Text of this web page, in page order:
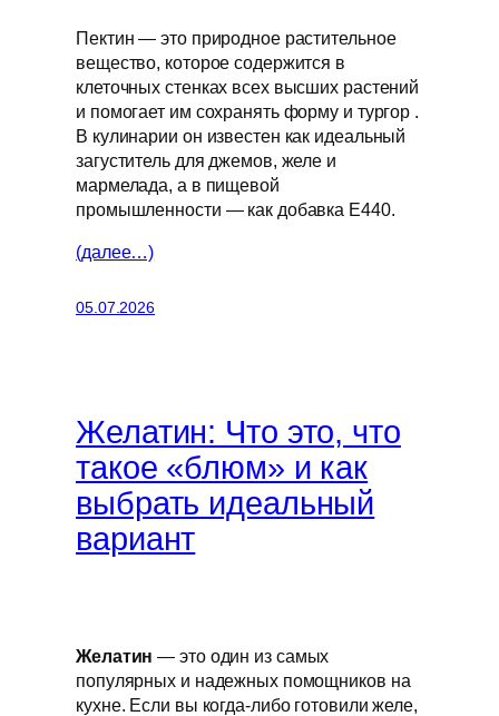
Пектин — это природное растительное
вещество, которое содержится в
клеточных стенках всех высших растений
и помогает им сохранять форму и тургор .
В кулинарии он известен как идеальный
загуститель для джемов, желе и
мармелада, а в пищевой
промышленности — как добавка E440.
(далее…)
05.07.2026
Желатин: Что это, что
такое «блюм» и как
выбрать идеальный
вариант
Желатин — это один из самых
популярных и надежных помощников на
кухне. Если вы когда-либо готовили желе,